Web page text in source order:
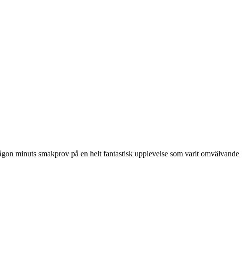
minuts smakprov på en helt fantastisk upplevelse som varit omvälvande